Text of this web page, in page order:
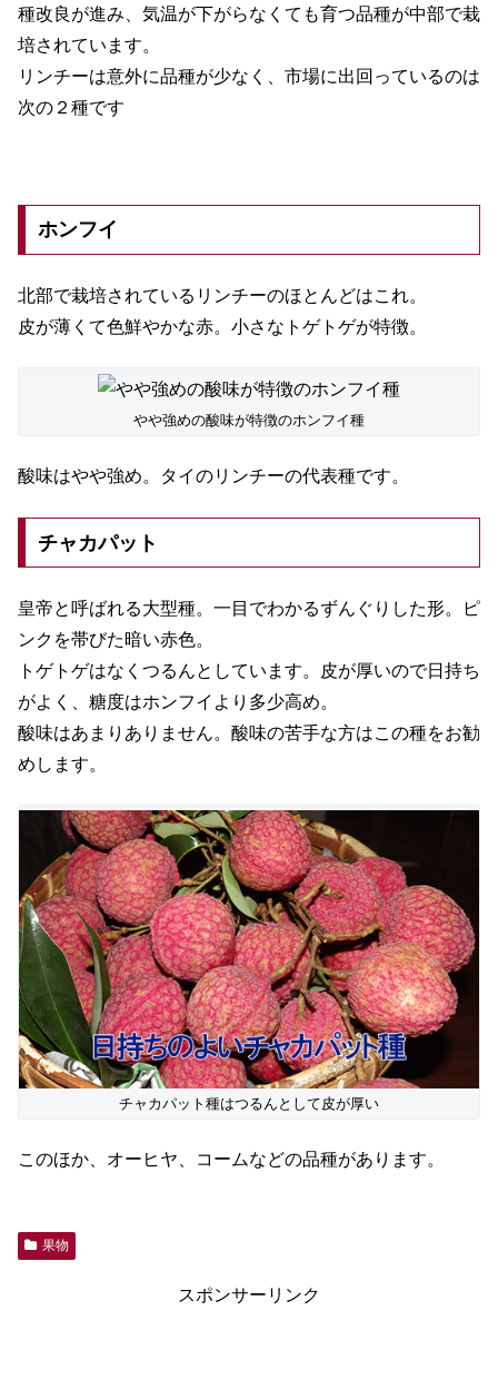
種改良が進み、気温が下がらなくても育つ品種が中部で栽
培されています。
リンチーは意外に品種が少なく、市場に出回っているのは
次の２種です
ホンフイ
北部で栽培されているリンチーのほとんどはこれ。
皮が薄くて色鮮やかな赤。小さなトゲトゲが特徴。
やや強めの酸味が特徴のホンフイ種
酸味はやや強め。タイのリンチーの代表種です。
チャカパット
皇帝と呼ばれる大型種。一目でわかるずんぐりした形。ピ
ンクを帯びた暗い赤色。
トゲトゲはなくつるんとしています。皮が厚いので日持ち
がよく、糖度はホンフイより多少高め。
酸味はあまりありません。酸味の苦手な方はこの種をお勧
めします。
チャカパット種はつるんとして皮が厚い
このほか、オーヒヤ、コームなどの品種があります。
果物
スポンサーリンク